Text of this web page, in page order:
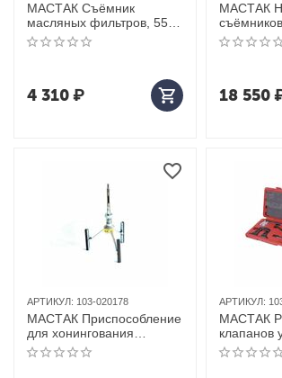
МАСТАК Съёмник
масляных фильтров, 55-
90 мм, 3-х захватный
4 310₽
МАСТАК
фильтров,
18 550
АРТИКУЛ: 103-020178
МАСТАК Приспособление
для хонингования
цилиндров, 51-178 мм
АРТИКУЛ:
МАСТАК
клапанов
кейс, 7